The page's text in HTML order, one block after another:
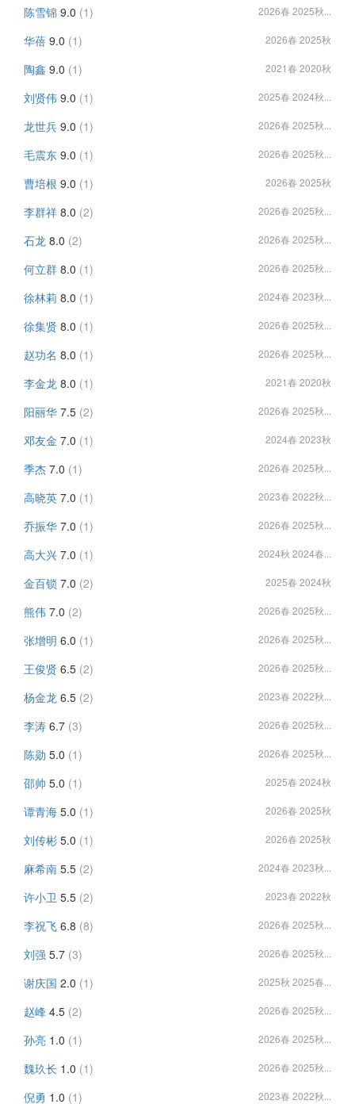
陈雪锦 9.0 (1) 2026春 2025秋...
华蓓 9.0 (1) 2026春 2025秋
陶鑫 9.0 (1) 2021春 2020秋
刘贤伟 9.0 (1) 2025春 2024秋...
龙世兵 9.0 (1) 2026春 2025秋...
毛震东 9.0 (1) 2026春 2025秋...
曹培根 9.0 (1) 2026春 2025秋
李群祥 8.0 (2) 2026春 2025秋...
石龙 8.0 (2) 2026春 2025秋...
何立群 8.0 (1) 2026春 2025秋...
徐林莉 8.0 (1) 2024春 2023秋...
徐集贤 8.0 (1) 2026春 2025秋...
赵功名 8.0 (1) 2026春 2025秋...
李金龙 8.0 (1) 2021春 2020秋
阳丽华 7.5 (2) 2026春 2025秋...
邓友金 7.0 (1) 2024春 2023秋
季杰 7.0 (1) 2026春 2025秋...
高晓英 7.0 (1) 2023春 2022秋...
乔振华 7.0 (1) 2026春 2025秋...
高大兴 7.0 (1) 2024秋 2024春...
金百锁 7.0 (2) 2025春 2024秋
熊伟 7.0 (2) 2026春 2025秋...
张增明 6.0 (1) 2026春 2025秋...
王俊贤 6.5 (2) 2026春 2025秋...
杨金龙 6.5 (2) 2023春 2022秋...
李涛 6.7 (3) 2026春 2025秋...
陈勋 5.0 (1) 2026春 2025秋...
邵帅 5.0 (1) 2025春 2024秋
谭青海 5.0 (1) 2026春 2025秋
刘传彬 5.0 (1) 2026春 2025秋
麻希南 5.5 (2) 2024春 2023秋...
许小卫 5.5 (2) 2023春 2022秋
李祝飞 6.8 (8) 2026春 2025秋...
刘强 5.7 (3) 2026春 2025秋...
谢庆国 2.0 (1) 2025秋 2025春...
赵峰 4.5 (2) 2026春 2025秋...
孙亮 1.0 (1) 2026春 2025秋...
魏玖长 1.0 (1) 2026春 2025秋...
倪勇 1.0 (1) 2023春 2022秋...